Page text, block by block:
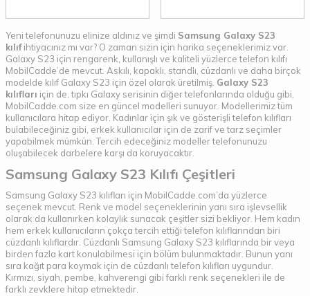
Yeni telefonunuzu elinize aldınız ve şimdi Samsung Galaxy S23
kılıfihtiyacınız mı var? O zaman sizin için harika seçeneklerimiz var.
Galaxy S23 için rengarenk, kullanışlı ve kaliteli yüzlerce telefon kılıfı
MobilCadde’de mevcut. Askılı, kapaklı, standlı, cüzdanlı ve daha birçok
modelde kılıf Galaxy S23 için özel olarak üretilmiş. Galaxy S23
kılıfları için de, tıpkı Galaxy serisinin diğer telefonlarında olduğu gibi,
MobilCadde.com size en güncel modelleri sunuyor. Modellerimiz tüm
kullanıcılara hitap ediyor. Kadınlar için şık ve gösterişli telefon kılıfları
bulabileceğiniz gibi, erkek kullanıcılar için de zarif ve tarz seçimler
yapabilmek mümkün. Tercih edeceğiniz modeller telefonunuzu
oluşabilecek darbelere karşı da koruyacaktır.
Samsung Galaxy S23 Kılıfı Çeşitleri
Samsung Galaxy S23 kılıfları için MobilCadde.com’da yüzlerce
seçenek mevcut. Renk ve model seçeneklerinin yanı sıra işlevsellik
olarak da kullanırken kolaylık sunacak çeşitler sizi bekliyor. Hem kadın
hem erkek kullanıcıların çokça tercih ettiği telefon kılıflarından biri
cüzdanlı kılıflardır. Cüzdanlı Samsung Galaxy S23 kılıflarında bir veya
birden fazla kart konulabilmesi için bölüm bulunmaktadır. Bunun yanı
sıra kağıt para koymak için de cüzdanlı telefon kılıfları uygundur.
Kırmızı, siyah, pembe, kahverengi gibi farklı renk seçenekleri ile de
farklı zevklere hitap etmektedir.